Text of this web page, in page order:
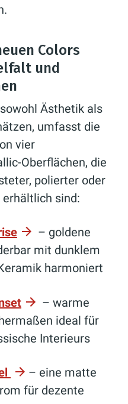
Colors
und
Ästhetik als
umfasst die
vier
Oberflächen, die
polierter oder
sind:
– goldene
mit dunklem
harmoniert
– warme
ideal für
Interieurs
– eine matte
für dezente